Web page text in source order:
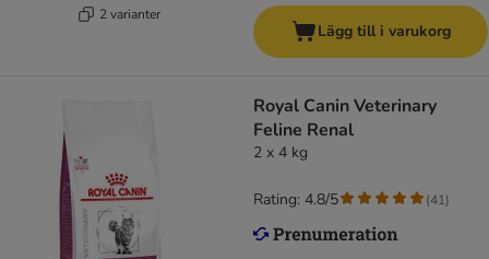
2 varianter
Lägg till i varukorg
Royal Canin Veterinary
Feline Renal
2 x 4 kg
Rating: 4.8/5 (41)